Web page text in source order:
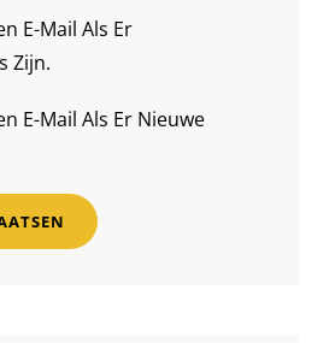
E-Mail Als Er
Zijn.
E-Mail Als Er Nieuwe